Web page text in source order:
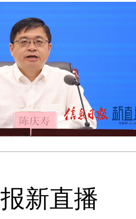
新直播